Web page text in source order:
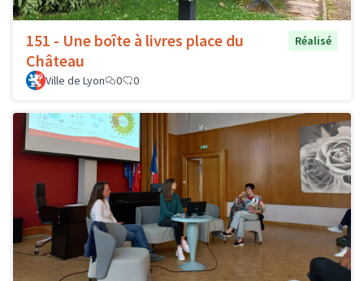
151 - Une boîte à livres place du
Château
Réalisé
Ville de Lyon 0 0